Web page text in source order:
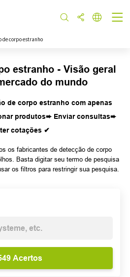
de corpo estranho
estranho - Visão geral
do mundo
de corpo estranho com apenas
produtos➨ Enviar consultas➨
cotações ✔
os fabricantes de detecção de corpo
Basta digitar seu termo de pesquisa
os filtros para restringir sua pesquisa.